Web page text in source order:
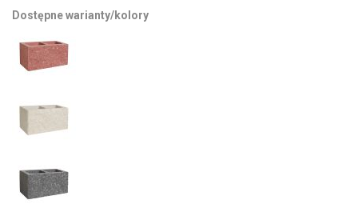
Dostępne warianty/kolory